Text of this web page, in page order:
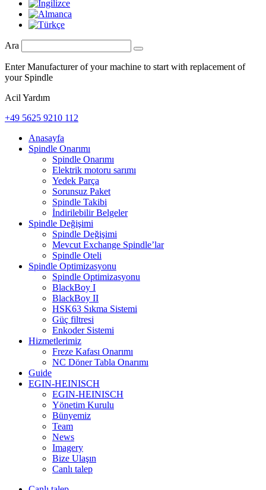
Ara
Enter Manufacturer of your machine to start with replacement of
your Spindle
Acil Yardım
+49 5625 9210 112
Anasayfa
Spindle Onarımı
Spindle Onarımı
Elektrik motoru sarımı
Yedek Parça
Sorunsuz Paket
Spindle Takibi
İndirilebilir Belgeler
Spindle Değişimi
Spindle Değişimi
Mevcut Exchange Spindle’lar
Spindle Oteli
Spindle Optimizasyonu
Spindle Optimizasyonu
BlackBoy I
BlackBoy II
HSK63 Sıkma Sistemi
Güç filtresi
Enkoder Sistemi
Hizmetlerimiz
Freze Kafası Onarımı
NC Döner Tabla Onarımı
Guide
EGIN-HEINISCH
EGIN-HEINISCH
Yönetim Kurulu
Bünyemiz
Team
News
Imagery
Bize Ulaşın
Canlı talep